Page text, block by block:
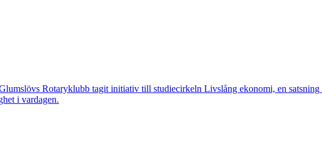
Rotaryklubb tagit initiativ till studiecirkeln Livslång ekonomi, en
i vardagen.